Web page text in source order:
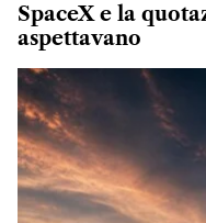
SpaceX e la
aspettavano